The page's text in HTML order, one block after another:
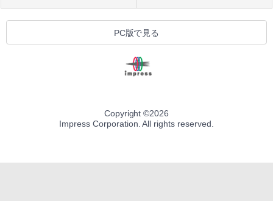
PC版で見る
Copyright ©2026
Impress Corporation. All rights reserved.